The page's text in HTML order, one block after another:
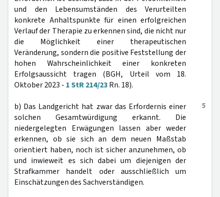
und den Lebensumständen des Verurteilten
konkrete Anhaltspunkte für einen erfolgreichen
Verlauf der Therapie zu erkennen sind, die nicht nur
die Möglichkeit einer therapeutischen
Veränderung, sondern die positive Feststellung der
hohen Wahrscheinlichkeit einer konkreten
Erfolgsaussicht tragen (BGH, Urteil vom 18.
Oktober 2023 - 1 StR 214/23Rn. 18).
5
b) Das Landgericht hat zwar das Erfordernis einer
solchen Gesamtwürdigung erkannt. Die
niedergelegten Erwägungen lassen aber weder
erkennen, ob sie sich an dem neuen Maßstab
orientiert haben, noch ist sicher anzunehmen, ob
und inwieweit es sich dabei um diejenigen der
Strafkammer handelt oder ausschließlich um
Einschätzungen des Sachverständigen.